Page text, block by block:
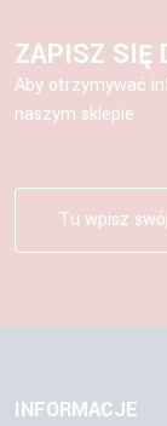
ZAPISZ SIĘ
Aby otrzymywać
naszym sklepie
INFORMACJE